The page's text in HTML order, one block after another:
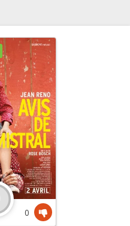
0